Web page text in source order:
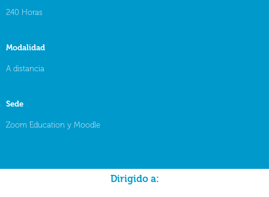
240 Horas
Modalidad
A distancia
Sede
Zoom Education y Moodle
Dirigido a: